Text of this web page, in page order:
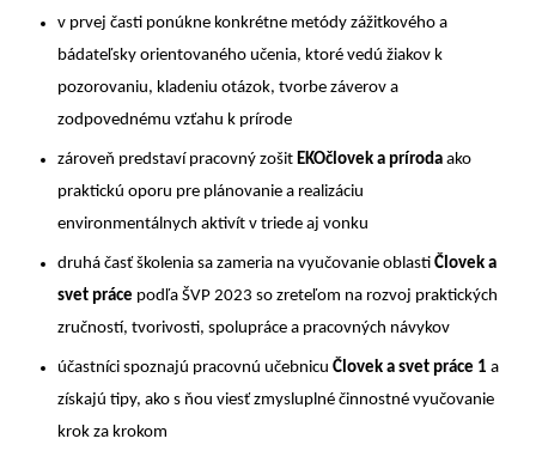
v prvej časti ponúkne konkrétne metódy zážitkového a
bádateľsky orientovaného učenia, ktoré vedú žiakov k
pozorovaniu, kladeniu otázok, tvorbe záverov a
zodpovednému vzťahu k prírode
zároveň predstaví pracovný zošit EKOčlovek a príroda ako
praktickú oporu pre plánovanie a realizáciu
environmentálnych aktivít v triede aj vonku
druhá časť školenia sa zameria na vyučovanie oblasti Človek a
svet práce podľa ŠVP 2023 so zreteľom na rozvoj praktických
zručností, tvorivosti, spolupráce a pracovných návykov
účastníci spoznajú pracovnú učebnicu Človek a svet práce 1 a
získajú tipy, ako s ňou viesť zmysluplné činnostné vyučovanie
krok za krokom